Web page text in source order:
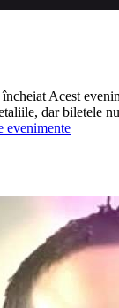
Acest
dar biletele
evenimente